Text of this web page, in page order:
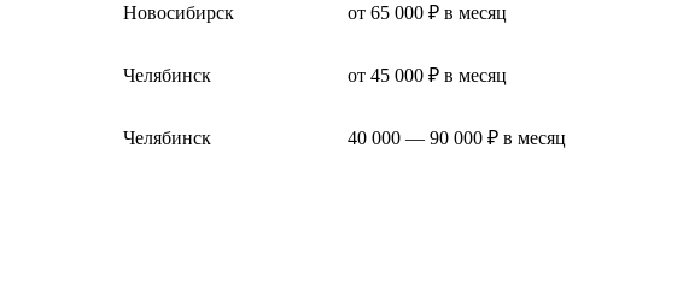
Новосибирск от 65 000 ₽ в месяц
Челябинск от 45 000 ₽ в месяц
Челябинск 40 000 — 90 000 ₽ в месяц